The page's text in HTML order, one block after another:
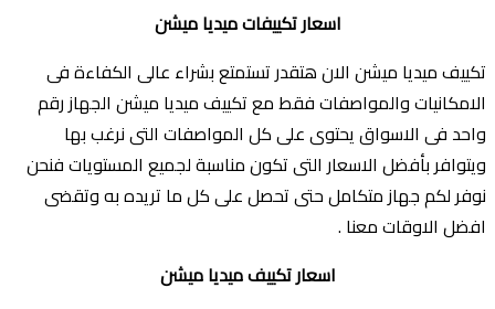
اسعار تكييفات ميديا ميشن
تكييف ميديا ميشن الان هتقدر تستمتع بشراء عالى الكفاءة فى
الامكانيات والمواصفات فقط مع تكييف ميديا ميشن الجهاز رقم
واحد فى الاسواق يحتوى على كل المواصفات التى نرغب بها
ويتوافر بأفضل الاسعار التى تكون مناسبة لجميع المستويات فنحن
نوفر لكم جهاز متكامل حتى تحصل على كل ما تريده به وتقضى
افضل الاوقات معنا .
اسعار تكييف ميديا ميشن